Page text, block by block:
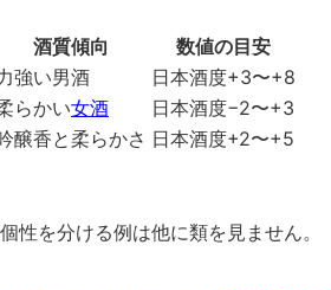
酒質傾向
数値の目安
強い男酒
日本酒度+3〜+8
らかい女酒
日本酒度−2〜+3
醸香と柔らかさ 日本酒度+2〜+5
性を分ける例は他に類を見ません。